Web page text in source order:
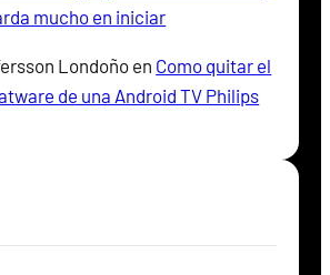
mucho en iniciar
Londoñoen Como quitar el
de una Android TV Philips